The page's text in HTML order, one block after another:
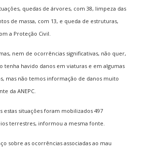
quedas de árvores, com 38, limpeza das
de massa, com 13, e queda de estruturas,
a Proteção Civil.
nem de ocorrências significativas, não quer,
tenha havido danos em viaturas e em algumas
mas não temos informação de danos muito
da ANEPC.
estas situações foram mobilizados 497
terrestres, informou a mesma fonte.
sobre as ocorrências associadas ao mau